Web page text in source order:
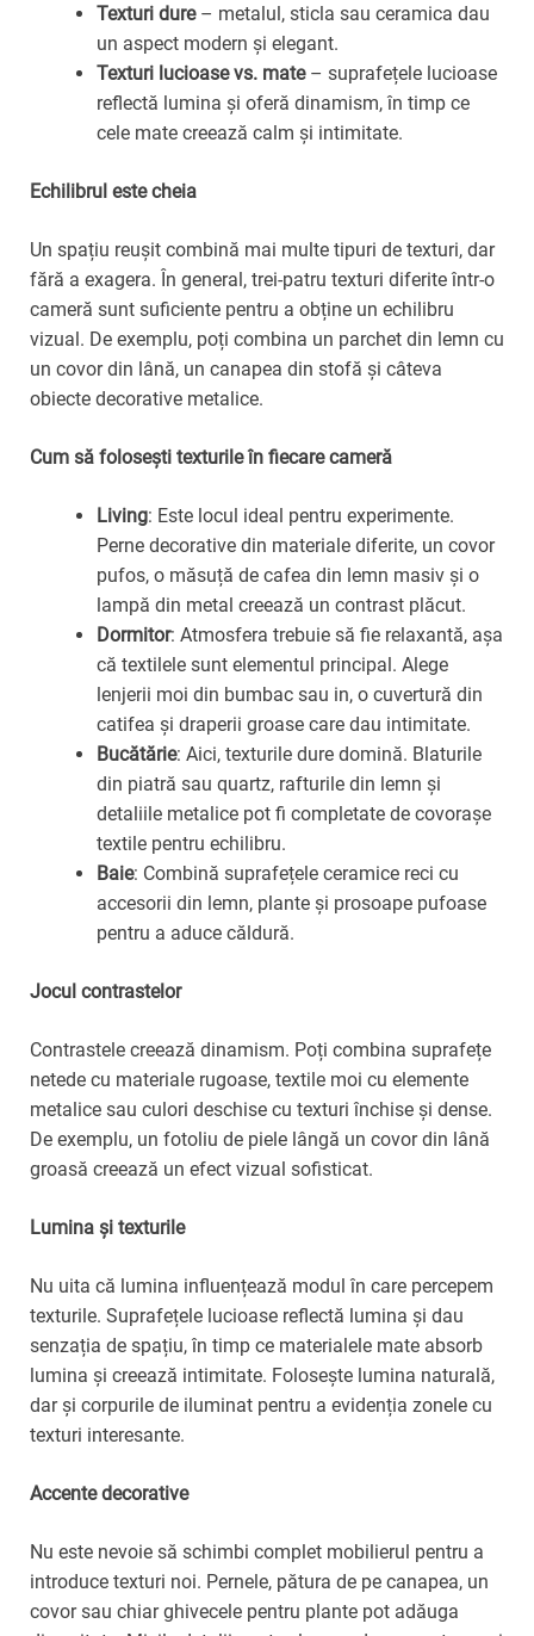
Texturi dure– metalul, sticla sau ceramica dau
un aspect modern și elegant.
Texturi lucioase vs. mate– suprafețele lucioase
reflectă lumina și oferă dinamism, în timp ce
cele mate creează calm și intimitate.
Echilibrul este cheia
Un spațiu reușit combină mai multe tipuri de texturi, dar
fără a exagera. În general, trei-patru texturi diferite într-o
cameră sunt suficiente pentru a obține un echilibru
vizual. De exemplu, poți combina un parchet din lemn cu
un covor din lână, un canapea din stofă și câteva
obiecte decorative metalice.
Cum să folosești texturile în fiecare cameră
Living: Este locul ideal pentru experimente.
Perne decorative din materiale diferite, un covor
pufos, o măsuță de cafea din lemn masiv și o
lampă din metal creează un contrast plăcut.
Dormitor: Atmosfera trebuie să fie relaxantă, așa
că textilele sunt elementul principal. Alege
lenjerii moi din bumbac sau in, o cuvertură din
catifea și draperii groase care dau intimitate.
Bucătărie: Aici, texturile dure domină. Blaturile
din piatră sau quartz, rafturile din lemn și
detaliile metalice pot fi completate de covorașe
textile pentru echilibru.
Baie: Combină suprafețele ceramice reci cu
accesorii din lemn, plante și prosoape pufoase
pentru a aduce căldură.
Jocul contrastelor
Contrastele creează dinamism. Poți combina suprafețe
netede cu materiale rugoase, textile moi cu elemente
metalice sau culori deschise cu texturi închise și dense.
De exemplu, un fotoliu de piele lângă un covor din lână
groasă creează un efect vizual sofisticat.
Lumina și texturile
Nu uita că lumina influențează modul în care percepem
texturile. Suprafețele lucioase reflectă lumina și dau
senzația de spațiu, în timp ce materialele mate absorb
lumina și creează intimitate. Folosește lumina naturală,
dar și corpurile de iluminat pentru a evidenția zonele cu
texturi interesante.
Accente decorative
Nu este nevoie să schimbi complet mobilierul pentru a
introduce texturi noi. Pernele, pătura de pe canapea, un
covor sau chiar ghivecele pentru plante pot adăuga